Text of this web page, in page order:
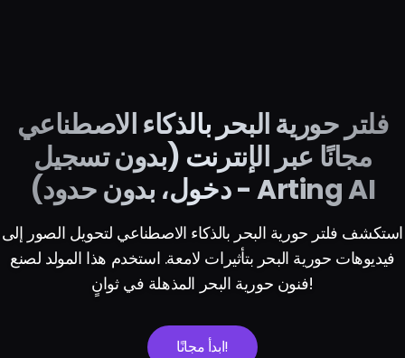
فلتر حورية البحر بالذكاء الاصطناعي
مجانًا عبر الإنترنت (بدون تسجيل
دخول، بدون حدود) - Arting AI
استكشف فلتر حورية البحر بالذكاء الاصطناعي لتحويل الصور إلى
فيديوهات حورية البحر بتأثيرات لامعة. استخدم هذا المولد لصنع
فنون حورية البحر المذهلة في ثوانٍ!
ابدأ مجانًا!